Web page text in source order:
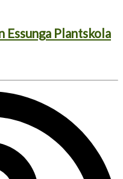
Essunga Plantskola